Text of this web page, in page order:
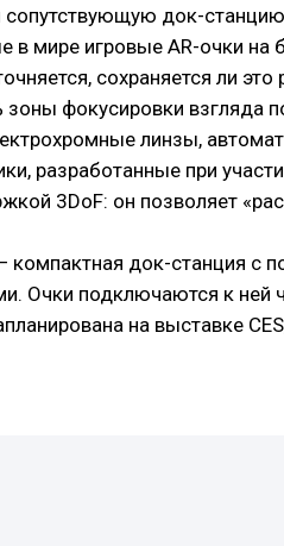
сопутствующую док-
в мире игровые AR-очки
сохраняется ли
фокусировки взгляда
линзы,
разработанные при
3DoF: он позволяет
компактная док-станция
Очки подключаются к
на выставке